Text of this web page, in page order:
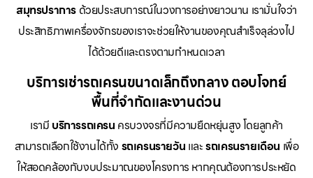
สมุทรปราการด้วยประสบการณ์ในวงการอย่างยาวนาน เรามั่นใจว่า
ประสิทธิภาพเครื่องจักรของเราจะช่วยให้งานของคุณสำเร็จลุล่วงไป
ได้ด้วยดีและตรงตามกำหนดเวลา
บริการเช่ารถเครนขนาดเล็กถึงกลาง ตอบโจทย์
พื้นที่จำกัดและงานด่วน
เรามี บริการรถเครน ครบวงจรที่มีความยืดหยุ่นสูง โดยลูกค้า
สามารถเลือกใช้งานได้ทั้ง รถเครนรายวัน และรถเครนรายเดือน เพื่อ
ให้สอดคล้องกับงบประมาณของโครงการ หากคุณต้องการประหยัด